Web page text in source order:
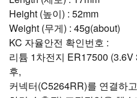
Height (높이) : 52mm
Weight (무게) : 45g(about)
KC 자율안전 확인번호 :
리튬 1차전지 ER17500
후,
커넥터(C5264RR)를 연결하